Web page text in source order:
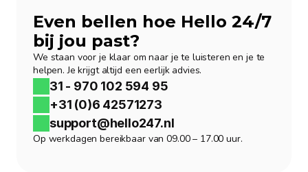
Even bellen hoe Hello 24/7
bij jou past?
We staan voor je klaar om naar je te luisteren en je te
helpen. Je krijgt altijd een eerlijk advies.
31 - 970 102 594 95
+31 (0)6 42571273
support@hello247.nl
Op werkdagen bereikbaar van 09.00 – 17.00 uur.